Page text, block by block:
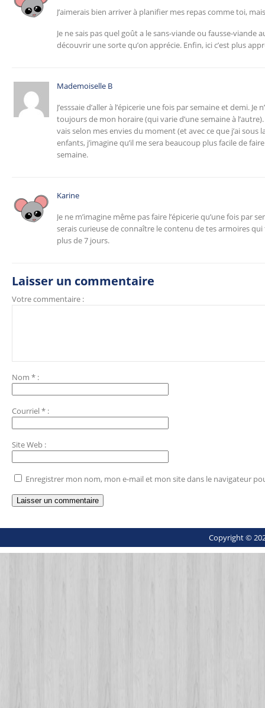
J’aimerais bien arriver à planifier mes repas comme toi,
Je ne sais pas quel goût a le sans-viande ou fausse-viande
découvrir une sorte qu’on apprécie. Enfin, ici c’est plus
Mademoiselle B
J’esssaie d’aller à l’épicerie une fois par semaine et demi.
toujours de mon horaire (qui varie d’une semaine à
vais selon mes envies du moment (et avec ce que j’ai sous
enfants, j’imagine qu’il me sera beaucoup plus facile de
semaine.
Karine
Je ne m’imagine même pas faire l’épicerie qu’une fois par
serais curieuse de connaître le contenu de tes armoires
plus de 7 jours.
Laisser un commentaire
Votre commentaire :
Nom * :
Courriel * :
Site Web :
Enregistrer mon nom, mon e-mail et mon site dans le navigateur
Copyright ©